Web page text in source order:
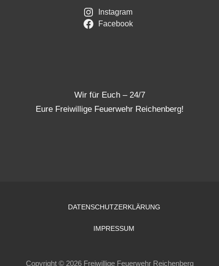
Instagram
Facebook
Wir für Euch – 24/7
Eure Freiwillige Feuerwehr Reichenberg!
DATENSCHUTZERKLÄRUNG
IMPRESSUM
Copyright © 2026 Freiwillige Feuerwehr Reichenberg